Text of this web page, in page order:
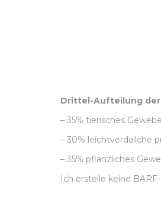
Drittel-Aufteilung der
– 35% tierisches
– 30% leichtverdailche
– 35% pflanzliches
Ich erstelle keine